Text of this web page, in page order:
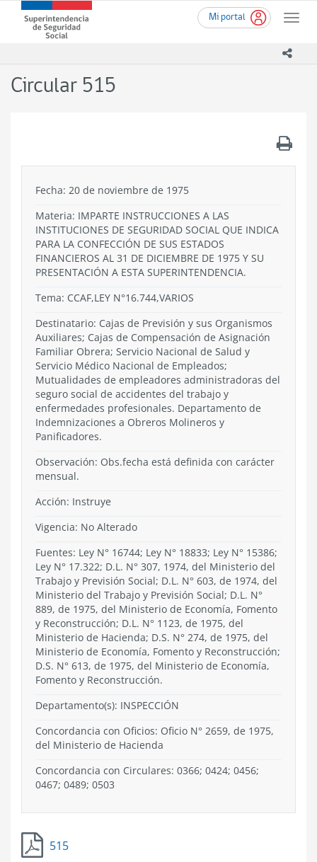
contenido
Mi portal
Toggle
Superintendencia
de
-
Circular 515
Fecha: 20 de noviembre de 1975
Materia: IMPARTE INSTRUCCIONES A LAS
INSTITUCIONES DE SEGURIDAD SOCIAL QUE INDICA
PARA LA CONFECCIÓN DE SUS ESTADOS
FINANCIEROS AL 31 DE DICIEMBRE DE 1975 Y SU
PRESENTACIÓN A ESTA SUPERINTENDENCIA.
Tema: CCAF,LEY N°16.744,VARIOS
Destinatario: Cajas de Previsión y sus Organismos
Auxiliares; Cajas de Compensación de Asignación
Familiar Obrera; Servicio Nacional de Salud y
Servicio Médico Nacional de Empleados;
Mutualidades de empleadores administradoras del
seguro social de accidentes del trabajo y
enfermedades profesionales. Departamento de
Indemnizaciones a Obreros Molineros y
Panificadores.
Observación: Obs.fecha está definida con carácter
mensual.
Acción: Instruye
Vigencia: No Alterado
Fuentes: Ley N° 16744; Ley N° 18833; Ley N° 15386;
Ley N° 17.322; D.L. N° 307, 1974, del Ministerio del
Trabajo y Previsión Social; D.L. N° 603, de 1974, del
Ministerio del Trabajo y Previsión Social; D.L. N°
889, de 1975, del Ministerio de Economía, Fomento
y Reconstrucción; D.L. N° 1123, de 1975, del
Ministerio de Hacienda; D.S. N° 274, de 1975, del
Ministerio de Economía, Fomento y Reconstrucción;
D.S. N° 613, de 1975, del Ministerio de Economía,
Fomento y Reconstrucción.
Departamento(s): INSPECCIÓN
Concordancia con Oficios: Oficio N° 2659, de 1975,
del Ministerio de Hacienda
Concordancia con Circulares: 0366; 0424; 0456;
0467; 0489; 0503
515